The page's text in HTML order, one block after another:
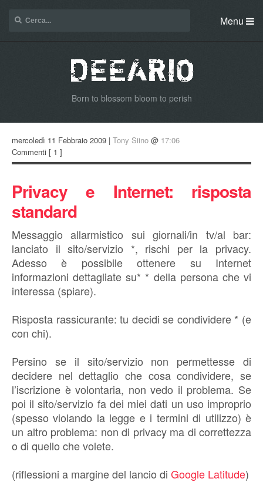
Menu
Born to blossom bloom to perish
mercoledì 11 Febbraio 2009 | Tony Siino @ 17:06
Commenti [ 1 ]
Privacy e Internet: risposta
standard
Messaggio allarmistico sui giornali/in tv/al bar:
lanciato il sito/servizio *, rischi per la privacy.
Adesso è possibile ottenere su Internet
informazioni dettagliate su* * della persona che vi
interessa (spiare).
Risposta rassicurante: tu decidi se condividere * (e
con chi).
Persino se il sito/servizio non permettesse di
decidere nel dettaglio che cosa condividere, se
l’iscrizione è volontaria, non vedo il problema. Se
poi il sito/servizio fa dei miei dati un uso improprio
(spesso violando la legge e i termini di utilizzo) è
un altro problema: non di privacy ma di correttezza
o di quello che volete.
(riflessioni a margine del lancio di Google Latitude)